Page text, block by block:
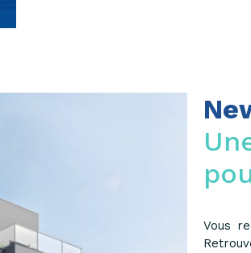
Vous